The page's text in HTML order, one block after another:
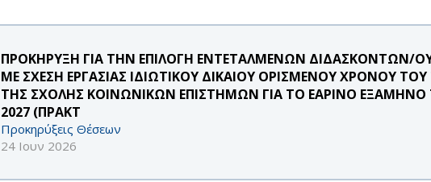
ΠΡΟΚΗΡΥΞΗ ΓΙΑ ΤΗΝ ΕΠΙΛΟΓΗ ΕΝΤΕΤΑΛΜΕΝΩΝ ΔΙΔΑΣΚΟΝΤΩΝ/
ΜΕ ΣΧΕΣΗ ΕΡΓΑΣΙΑΣ ΙΔΙΩΤΙΚΟΥ ΔΙΚΑΙΟΥ ΟΡΙΣΜΕΝΟΥ ΧΡΟΝΟΥ
ΤΗΣ ΣΧΟΛΗΣ ΚΟΙΝΩΝΙΚΩΝ ΕΠΙΣΤΗΜΩΝ ΓΙΑ ΤΟ ΕΑΡΙΝΟ ΕΞΑΜΗΝΟ
2027 (ΠΡΑΚΤ
Προκηρύξεις Θέσεων
24 Ιουν 2026